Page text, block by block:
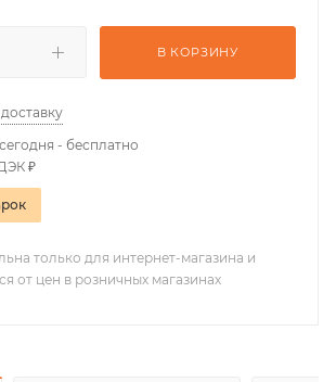
В КОРЗИНУ
- бесплатно
₽
только для интернет-магазина и
от цен в розничных магазинах